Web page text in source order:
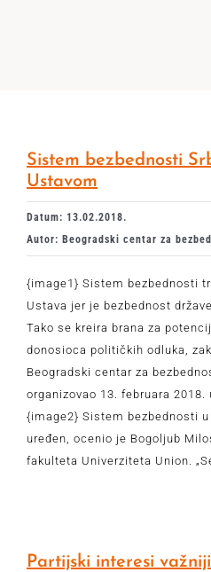
Sistem bezbednosti
Ustavom
Datum: 13.02.2018.
Autor: Beogradski centar za
{image1} Sistem bezbednosti
Ustava jer je bezbednost
Tako se kreira brana za
donosioca političkih odluka,
Beogradski centar za
organizovao 13. februara
{image2} Sistem bezbednosti
uređen, ocenio je Bogoljub
fakulteta Univerziteta Union.
Partijski interesi